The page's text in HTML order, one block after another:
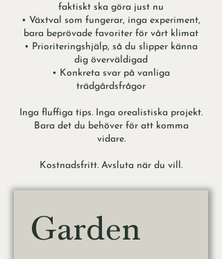
faktiskt ska göra just nu
• Växtval som fungerar, inga experiment,
bara beprövade favoriter för vårt klimat
• Prioriteringshjälp, så du slipper känna
dig överväldigad
• Konkreta svar på vanliga
trädgårdsfrågor
Inga fluffiga tips. Inga orealistiska projekt.
Bara det du behöver för att komma
vidare.
Kostnadsfritt. Avsluta när du vill.
Garden